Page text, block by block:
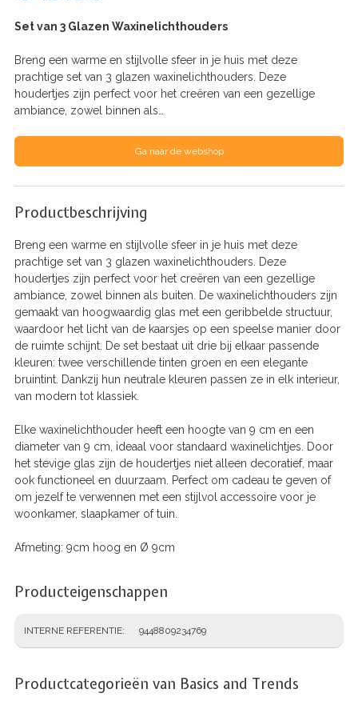
Set van 3 Glazen Waxinelichthouders
Breng een warme en stijlvolle sfeer in je huis met deze
prachtige set van 3 glazen waxinelichthouders. Deze
houdertjes zijn perfect voor het creëren van een gezellige
ambiance, zowel binnen als…
Ga naar de webshop
Productbeschrijving
Breng een warme en stijlvolle sfeer in je huis met deze
prachtige set van 3 glazen waxinelichthouders. Deze
houdertjes zijn perfect voor het creëren van een gezellige
ambiance, zowel binnen als buiten. De waxinelichthouders zijn
gemaakt van hoogwaardig glas met een geribbelde structuur,
waardoor het licht van de kaarsjes op een speelse manier door
de ruimte schijnt. De set bestaat uit drie bij elkaar passende
kleuren: twee verschillende tinten groen en een elegante
bruintint. Dankzij hun neutrale kleuren passen ze in elk interieur,
van modern tot klassiek.
Elke waxinelichthouder heeft een hoogte van 9 cm en een
diameter van 9 cm, ideaal voor standaard waxinelichtjes. Door
het stevige glas zijn de houdertjes niet alleen decoratief, maar
ook functioneel en duurzaam. Perfect om cadeau te geven of
om jezelf te verwennen met een stijlvol accessoire voor je
woonkamer, slaapkamer of tuin.
Afmeting: 9cm hoog en Ø 9cm
Producteigenschappen
INTERNE REFERENTIE 9448809234769
Productcategorieën van Basics and Trends